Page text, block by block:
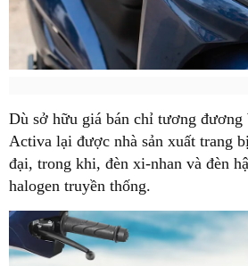
Dù sở hữu giá bán chỉ tương đương
Activa lại được nhà sản xuất trang
đại, trong khi, đèn xi-nhan và đèn
halogen truyền thống.